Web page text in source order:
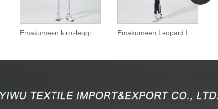
Emakumeen kirol-leggings zuri hutsak sarearekin